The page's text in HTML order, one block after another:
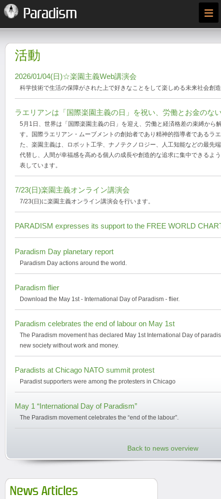
Paradism ≡
活動
2026/01/04(日)☆楽園主義Web講演会
科学技術で生活の保障がされた上で好きなことをして楽しめる未来社会創造
ラエリアンは「国際楽園主義の日」を祝い、労働とお金のな
5月1日、世界は「国際楽園主義の日」を迎え、労働と経済格差の束縛から
す。国際ラエリアン・ムーブメントの創始者であり精神的指導者であるラ
た、楽園主義は、ロボット工学、ナノテクノロジー、人工知能などの最先
代替し、人間が幸福感を高める個人の成長や創造的な追求に集中できるよ
表しています。
7/23(日)楽園主義オンライン講演会
7/23(日)に楽園主義オンライン講演会を行います。
PARADISM expresses its support to the FREE WORLD
Paradism Day planetary report
Paradism Day actions around the world.
Paradism flier
Download the May 1st - International Day of Paradism - flier.
Paradism celebrates the end of labour on May 1st
The Paradism movement has declared May 1st International Day of
new society without work and money.
Paradists at Chicago NATO summit protest
Paradist supporters were among the protesters in Chicago
May 1 “International Day of Paradism”
The Paradism movement celebrates the “end of the labour”.
Back to news overview
News Articles